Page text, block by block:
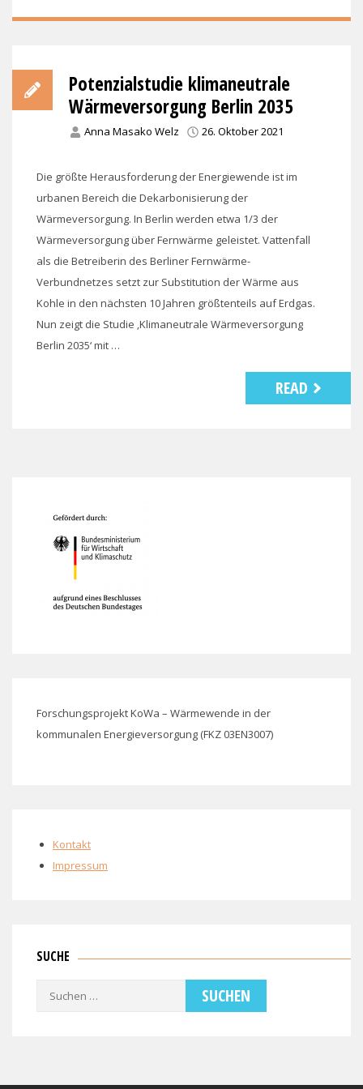
Potenzialstudie klimaneutrale
Wärmeversorgung Berlin 2035
Anna Masako Welz 26. Oktober 2021
Die größte Herausforderung der Energiewende ist im
urbanen Bereich die Dekarbonisierung der
Wärmeversorgung. In Berlin werden etwa 1/3 der
Wärmeversorgung über Fernwärme geleistet. Vattenfall
als die Betreiberin des Berliner Fernwärme-
Verbundnetzes setzt zur Substitution der Wärme aus
Kohle in den nächsten 10 Jahren größtenteils auf Erdgas.
Nun zeigt die Studie ‚Klimaneutrale Wärmeversorgung
Berlin 2035‘ mit …
READ
Forschungsprojekt KoWa – Wärmewende in der
kommunalen Energieversorgung (FKZ 03EN3007)
Kontakt
Impressum
SUCHE
Suchen